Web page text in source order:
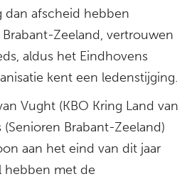
dan afscheid hebben
Zeeland, vertrouwen
aldus het Eindhovens
kent een ledenstijging.
Vught (KBO Kring Land van
Brabant-Zeeland)
aan het eind van dit jaar
hebben met de